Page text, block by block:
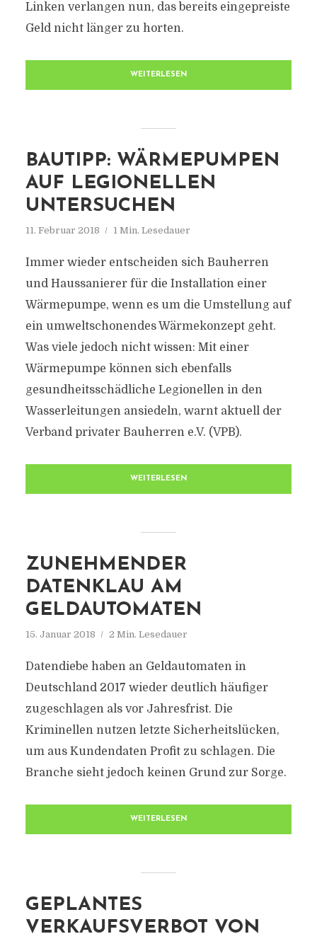
Linken verlangen nun, das bereits eingepreiste
Geld nicht länger zu horten.
WEITERLESEN
BAUTIPP: WÄRMEPUMPEN
AUF LEGIONELLEN
UNTERSUCHEN
11. Februar 2018 1 Min. Lesedauer
Immer wieder entscheiden sich Bauherren
und Haussanierer für die Installation einer
Wärmepumpe, wenn es um die Umstellung auf
ein umweltschonendes Wärmekonzept geht.
Was viele jedoch nicht wissen: Mit einer
Wärmepumpe können sich ebenfalls
gesundheitsschädliche Legionellen in den
Wasserleitungen ansiedeln, warnt aktuell der
Verband privater Bauherren e.V. (VPB).
WEITERLESEN
ZUNEHMENDER
DATENKLAU AM
GELDAUTOMATEN
15. Januar 2018 2 Min. Lesedauer
Datendiebe haben an Geldautomaten in
Deutschland 2017 wieder deutlich häufiger
zugeschlagen als vor Jahresfrist. Die
Kriminellen nutzen letzte Sicherheitslücken,
um aus Kundendaten Profit zu schlagen. Die
Branche sieht jedoch keinen Grund zur Sorge.
WEITERLESEN
GEPLANTES
VERKAUFSVERBOT VON